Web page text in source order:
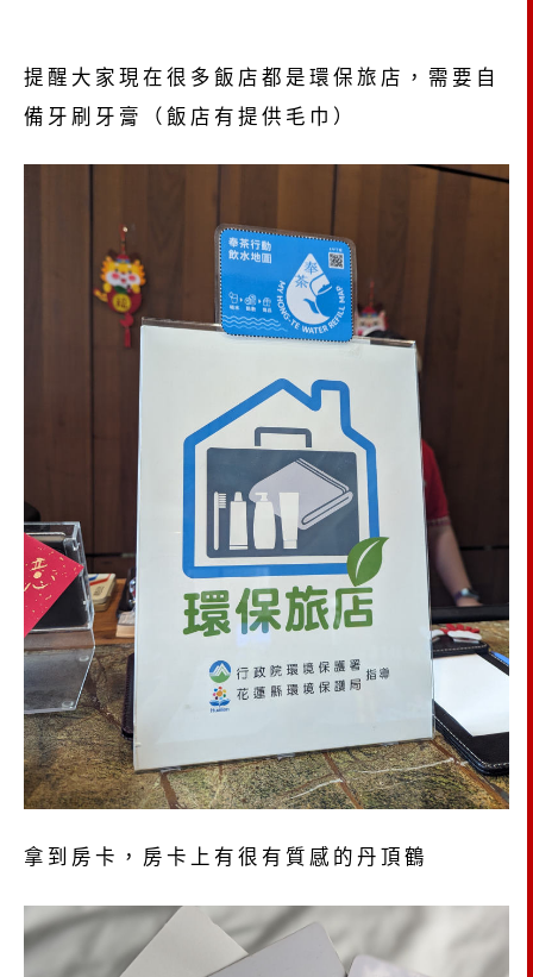
提醒大家現在很多飯店都是環保旅店，需要自
備牙刷牙膏（飯店有提供毛巾）
拿到房卡，房卡上有很有質感的丹頂鶴